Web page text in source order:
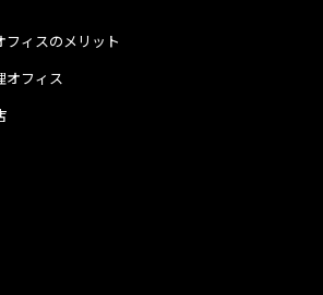
オフィス
フィスのメリット